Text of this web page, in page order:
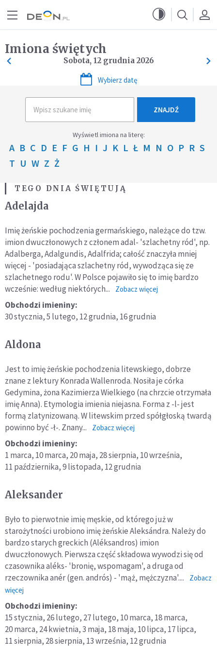
Imiona świętych
Sobota, 12 grudnia 2026
Wybierz datę
ZNAJDŹ
Wyświetl imiona na literę:
A B C D E F G H I J K L Ł M N O P R S
T U W Z Ż
TEGO DNIA ŚWIĘTUJĄ
Adelajda
Imię żeńskie pochodzenia germańskiego, należące do tzw.
imion dwuczłonowych z członem adal- 'szlachetny ród', np.
Adalberga, Adalgundis, Adalfrida; całość znaczyła mniej
więcej - 'posiadająca szlachetny ród, wywodząca się ze
szlachetnego rodu'. W Polsce pojawiło się to imię bardzo
wcześnie: według niektórych...
Zobacz więcej
Obchodzi imieniny:
30 stycznia,5 lutego, 12 grudnia, 16 grudnia
Aldona
Jest to imię żeńskie pochodzenia litewskiego, dobrze
znane z lektury Konrada Wallenroda. Nosiła je córka
Gedymina, żona Kazimierza Wielkiego (na chrzcie otrzymała
imię Anna). Etymologia imienia niejasna. Forma z -l- jest
formą zlatynizowaną. W litewskim przed spółgłoską twardą
powinno być -ł-. Znany...
Zobacz więcej
Obchodzi imieniny:
1 marca, 10 marca, 20 maja, 28 sierpnia, 10 września,
11 października,9 listopada, 12 grudnia
Aleksander
Było to pierwotnie imię męskie, od którego już w
starożytności urobiono imię żeńskie Aleksándra. Należy do
bardzo starych greckich (Aléksandros) imion
dwuczłonowych. Pierwsza część składowa wywodzi się od
czasownika aléks- 'bronię, wspomagam', a druga od
rzeczownika anér (gen. andrós) - 'mąż, mężczyzna'....
Zobacz
więcej
Aleksander
Obchodzi imieniny:
15 stycznia, 26 lutego, 27 lutego, 10 marca, 18 marca,
20 marca, 24 kwietnia,3 maja, 18 maja, 10 lipca, 17 lipca,
11 sierpnia, 28 sierpnia, 13 września, 12 grudnia